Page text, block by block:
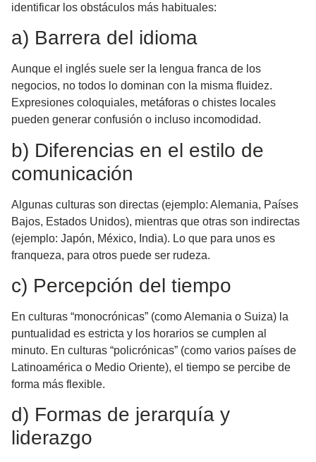
identificar los obstáculos más habituales:
a) Barrera del idioma
Aunque el inglés suele ser la lengua franca de los
negocios, no todos lo dominan con la misma fluidez.
Expresiones coloquiales, metáforas o chistes locales
pueden generar confusión o incluso incomodidad.
b) Diferencias en el estilo de
comunicación
Algunas culturas son directas (ejemplo: Alemania, Países
Bajos, Estados Unidos), mientras que otras son indirectas
(ejemplo: Japón, México, India). Lo que para unos es
franqueza, para otros puede ser rudeza.
c) Percepción del tiempo
En culturas “monocrónicas” (como Alemania o Suiza) la
puntualidad es estricta y los horarios se cumplen al
minuto. En culturas “policrónicas” (como varios países de
Latinoamérica o Medio Oriente), el tiempo se percibe de
forma más flexible.
d) Formas de jerarquía y
liderazgo